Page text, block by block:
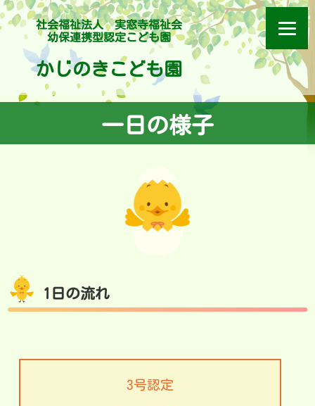
社会福祉法人 実窓寺福祉会
幼保連携型認定こども園
かじのきこども園
一日の様子
1日の流れ
3号認定